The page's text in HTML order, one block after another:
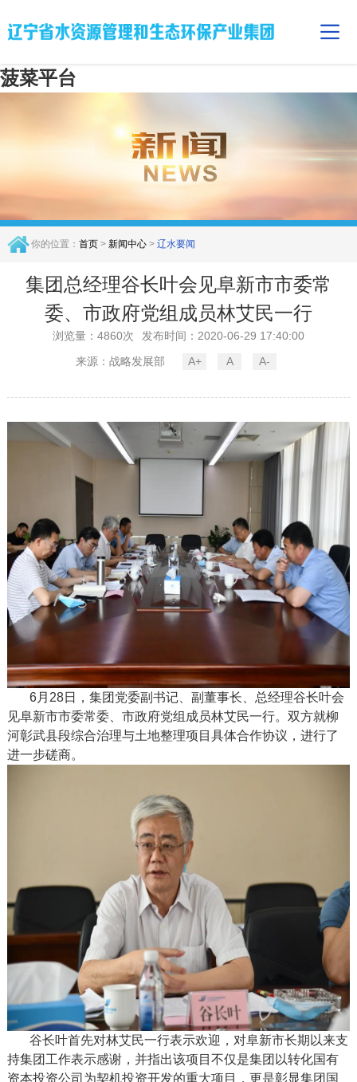
菠菜平台
你的位置： 首页> 新闻中心> 辽水要闻
集团总经理谷长叶会见阜新市市委常
委、市政府党组成员林艾民一行
浏览量：4860次
发布时间：2020-06-29 17:40:00
来源：战略发展部
A+ A A-
6月28日，集团党委副书记、副董事长、总经理谷长叶会
见阜新市市委常委、市政府党组成员林艾民一行。双方就柳
河彰武县段综合治理与土地整理项目具体合作协议，进行了
进一步磋商。
谷长叶首先对林艾民一行表示欢迎，对阜新市长期以来支
持集团工作表示感谢，并指出该项目不仅是集团以转化国有
资本投资公司为契机投资开发的重大项目，更是彰显集团国